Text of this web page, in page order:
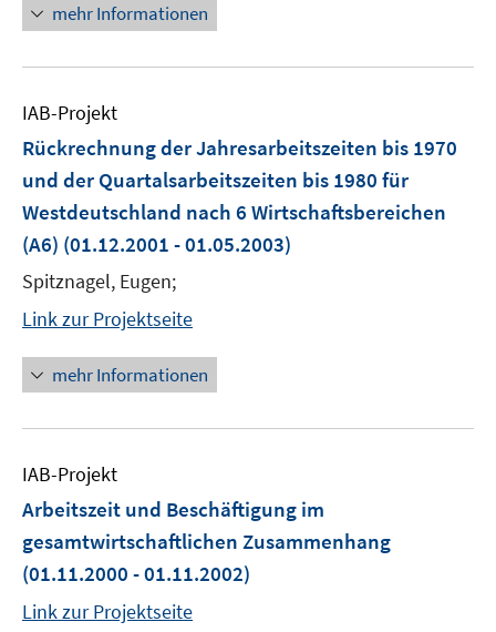
mehr Informationen
IAB-Projekt
Rückrechnung der Jahresarbeitszeiten bis 1970
und der Quartalsarbeitszeiten bis 1980 für
Westdeutschland nach 6 Wirtschaftsbereichen
(A6) (01.12.2001 - 01.05.2003)
Spitznagel, Eugen;
Link zur Projektseite
mehr Informationen
IAB-Projekt
Arbeitszeit und Beschäftigung im
gesamtwirtschaftlichen Zusammenhang
(01.11.2000 - 01.11.2002)
Link zur Projektseite